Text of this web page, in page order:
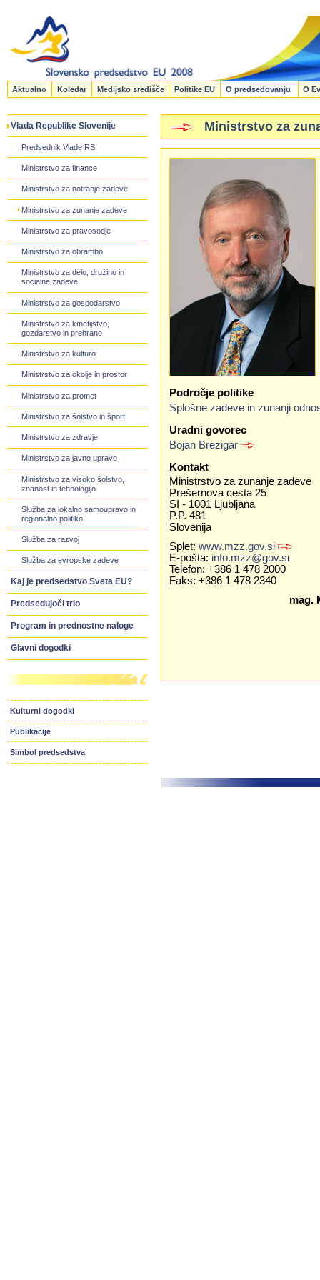
Aktualno Koledar Medijsko središče Politike EU O predsedovanju O
Vlada Republike Slovenije
Predsednik Vlade RS
Ministrstvo za finance
Ministrstvo za notranje zadeve
Ministrstvo za zunanje zadeve
Ministrstvo za pravosodje
Ministrstvo za obrambo
Ministrstvo za delo, družino in
socialne zadeve
Ministrstvo za gospodarstvo
Ministrstvo za kmetijstvo,
gozdarstvo in prehrano
Ministrstvo za kulturo
Ministrstvo za okolje in prostor
Ministrstvo za promet
Ministrstvo za šolstvo in šport
Ministrstvo za zdravje
Ministrstvo za javno upravo
Ministrstvo za visoko šolstvo,
znanost in tehnologijo
Služba za lokalno samoupravo in
regionalno politiko
Služba za razvoj
Služba za evropske zadeve
Kaj je predsedstvo Sveta EU?
Predsedujoči trio
Program in prednostne naloge
Glavni dogodki
Kulturni dogodki
Publikacije
Simbol predsedstva
Ministrstvo za
Področje politike
Splošne zadeve in zunanji
Uradni govorec
Bojan Brezigar
Kontakt
Ministrstvo za zunanje zadeve
Prešernova cesta 25
SI - 1001 Ljubljana
P.P. 481
Slovenija
Splet:www.mzz.gov.si
E-pošta: info.mzz@gov.si
Telefon: +386 1 478 2000
Faks: +386 1 478 2340
mag.